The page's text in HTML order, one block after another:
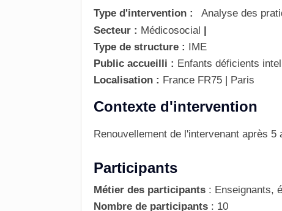
Type d'intervention :
Analyse des
Secteur : Médicosocial |
Type de structure : IME
Public accueilli : Enfants déficients
Localisation : France FR75 | Paris
Contexte d'intervention
Renouvellement de l'intervenant après 5
Participants
Métier des participants : Enseignants,
Nombre de participants : 10